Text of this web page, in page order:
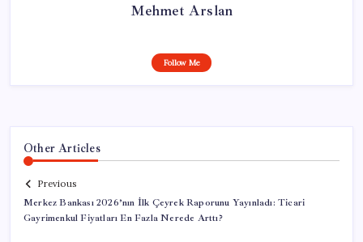
Mehmet Arslan
Follow Me
Other Articles
Previous
Merkez Bankası 2026’nın İlk Çeyrek Raporunu Yayınladı: Ticari
Gayrimenkul Fiyatları En Fazla Nerede Arttı?